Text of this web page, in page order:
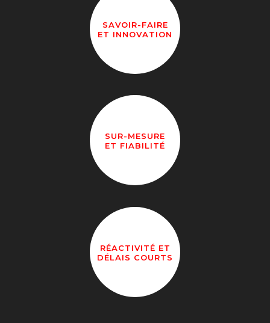
SAVOIR-FAIRE
ET INNOVATION
SUR-MESURE
ET FIABILITÉ
RÉACTIVITÉ ET
DÉLAIS COURTS